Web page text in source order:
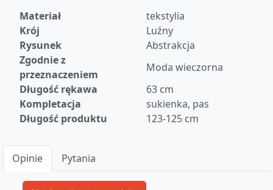
Materiał
tekstylia
Krój
Luźny
Rysunek
Abstrakcja
Zgodnie z
przeznaczeniem
Moda wieczorna
Długość rękawa
63 cm
Kompletacja
sukienka, pas
Długość produktu
123-125 cm
Opinie Pytania